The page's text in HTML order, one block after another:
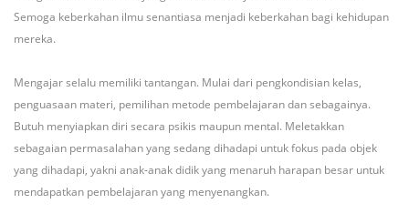
Semoga keberkahan ilmu senantiasa menjadi keberkahan bagi kehidupan
mereka.
Mengajar selalu memiliki tantangan. Mulai dari pengkondisian kelas,
penguasaan materi, pemilihan metode pembelajaran dan sebagainya.
Butuh menyiapkan diri secara psikis maupun mental. Meletakkan
sebagaian permasalahan yang sedang dihadapi untuk fokus pada objek
yang dihadapi, yakni anak-anak didik yang menaruh harapan besar untuk
mendapatkan pembelajaran yang menyenangkan.